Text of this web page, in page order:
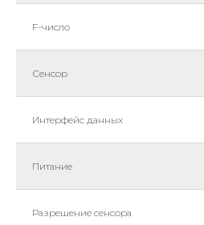
F-число
Сенсор
Интерфейс данных
Питание
Разрешение сенсора